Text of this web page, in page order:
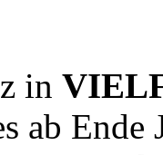
in
ab Ende